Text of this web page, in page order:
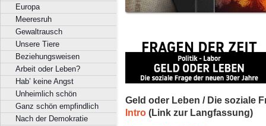
Europa
Meeresruh
Gewaltrausch
Unsere Tiere
Beziehungsweisen
Arbeit oder Leben?
Hab’ keine Angst
Unheimlich schön
Ganz schön empfindlich
Nach der Demokratie
Geld oder Leben / Die soziale
Intro (Link zur Langfassung)